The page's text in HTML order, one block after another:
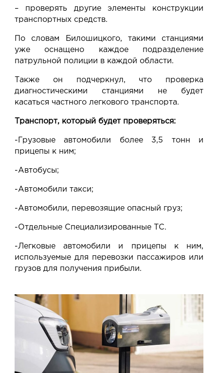
– проверять другие элементы конструкции
транспортных средств.
По словам Билошицкого, такими станциями
уже оснащено каждое подразделение
патрульной полиции в каждой области.
Также он подчеркнул, что проверка
диагностическими станциями не будет
касаться частного легкового транспорта.
Транспорт, который будет проверяться:
-Грузовые автомобили более 3,5 тонн и
прицепы к ним;
-Автобусы;
-Автомобили такси;
-Автомобили, перевозящие опасный груз;
-Отдельные Специализированные ТС.
-Легковые автомобили и прицепы к ним,
используемые для перевозки пассажиров или
грузов для получения прибыли.